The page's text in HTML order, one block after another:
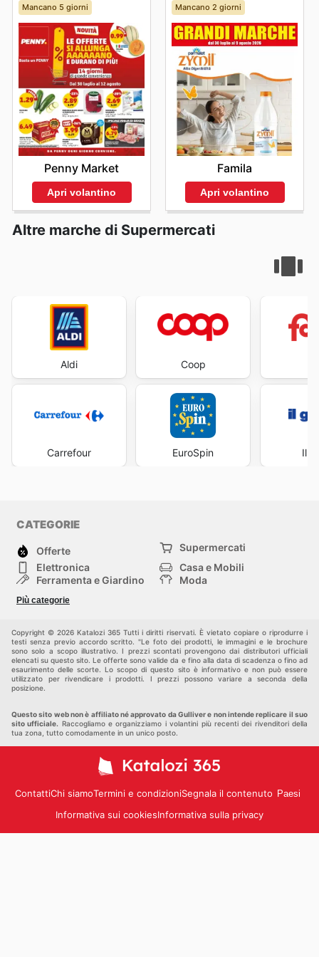
enjoy exclusive savings every day.
Mancano 5 giorni
Penny Market
Apri volantino
Mancano 2 giorni
Famila
Apri volantino
Altre marche di Supermercati
Aldi
Carrefour
Coop
EuroSpin Il
CATEGORIE
Offerte
Supermercati
Elettronica
Casa e Mobili
Ferramenta e Giardino
Moda
Bambini e Neonati
Più categorie
Copyright © 2026 Katalozi 365 Tutti i diritti riservati. È vietato copiare o riprodurre i
testi senza previo accordo scritto. "Le foto dei prodotti, le immagini e le brochure
sono solo a scopo illustrativo. I prezzi scontati provengono dai distributori ufficiali
elencati su questo sito. Le offerte sono valide da e fino alla data di scadenza o fino ad
esaurimento delle scorte. Lo scopo di questo sito è informativo e non può essere
utilizzato per rivendicare i prodotti. I prezzi possono variare a seconda della
posizione.
Questo sito web non è affiliato né approvato da Gulliver e non intende replicare il suo
sito ufficiale. Raccogliamo e organizziamo i volantini più recenti dei rivenditori della
tua zona, tutto comodamente in un unico posto.
ContattiChi siamoTermini e condizioniSegnala il contenuto Paesi
Informativa sui cookiesInformativa sulla privacy